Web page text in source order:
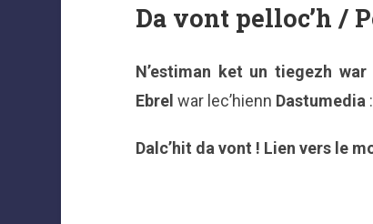
Da vont pelloc’h /
N’estiman ket un tiegezh war
Ebrel war lec’hienn Dastumedia :
Dalc’hit da vont ! Lien vers le